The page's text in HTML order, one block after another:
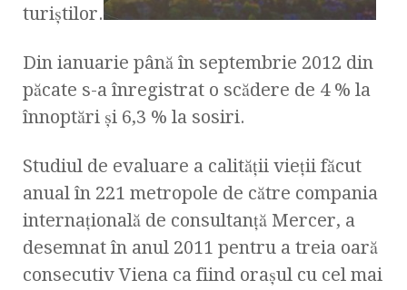
turiștilor.
Din ianuarie până în septembrie 2012 din
păcate s-a înregistrat o scădere de 4 % la
înnoptări și 6,3 % la sosiri.
Studiul de evaluare a calităţii vieţii făcut
anual în 221 metropole de către compania
internaţională de consultanţă Mercer, a
desemnat în anul 2011 pentru a treia oară
consecutiv Viena ca fiind oraşul cu cel mai